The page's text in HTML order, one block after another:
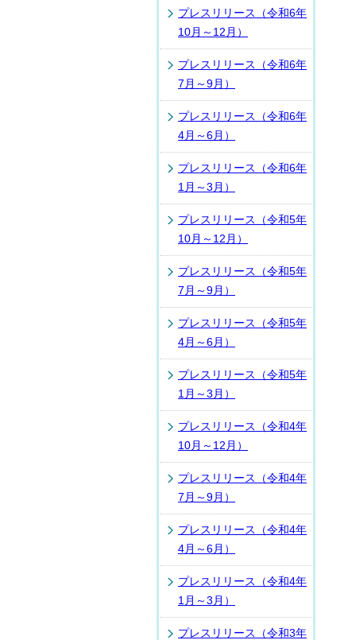
プレスリリース（令和6年
10月～12月）
プレスリリース（令和6年
7月～9月）
プレスリリース（令和6年
4月～6月）
プレスリリース（令和6年
1月～3月）
プレスリリース（令和5年
10月～12月）
プレスリリース（令和5年
7月～9月）
プレスリリース（令和5年
4月～6月）
プレスリリース（令和5年
1月～3月）
プレスリリース（令和4年
10月～12月）
プレスリリース（令和4年
7月～9月）
プレスリリース（令和4年
4月～6月）
プレスリリース（令和4年
1月～3月）
プレスリリース（令和3年